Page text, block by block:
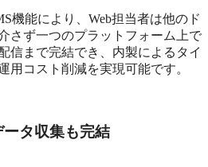
機能により、Web担当者は他のド
さず一つのプラットフォーム上で
信まで完結でき、内製によるタイ
用コスト削減を実現可能です。
タ収集も完結